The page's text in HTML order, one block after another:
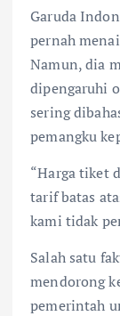
Garuda
pernah
Namun, dia
dipengaruhi
sering
pemangku
“Harga tiket
tarif batas
kami tidak
Salah satu
mendorong
pemerintah